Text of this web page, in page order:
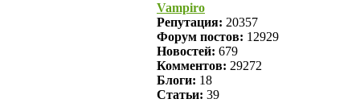
Vampiro
Репутация: 20357
Форум постов: 12929
Новостей: 679
Комментов: 29272
Блоги: 18
Статьи: 39